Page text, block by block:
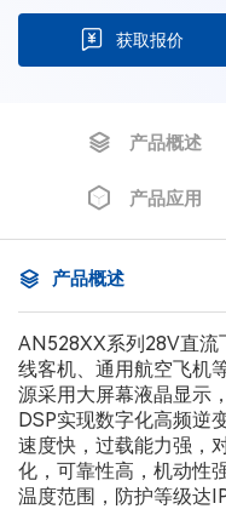
获取报价
产品概述
产品应用
产品概述
AN528XX系列28V直流
线客机、通用航空飞机
源采用大屏幕液晶显示
DSP实现数字化高频逆
速度快，过载能力强，
化，可靠性高，机动性
温度范围，防护等级达